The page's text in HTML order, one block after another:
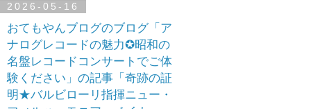
2026-05-16
おてもやんブログのブログ「ア
ナログレコードの魅力✪昭和の
名盤レコードコンサートでご体
験ください」の記事「奇跡の証
明★バルビローリ指揮ニュー・